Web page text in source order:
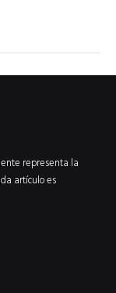
representa la
artículo es